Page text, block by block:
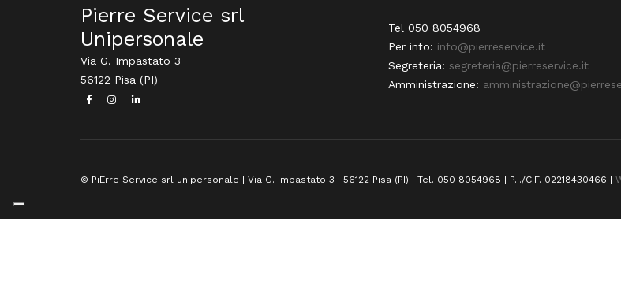
Pierre Service srl
Unipersonale
Via G. Impastato 3
56122 Pisa (PI)
Tel 050 8054968
Per info: info@pierreservice.it
Segreteria: segreteria@pierreservice.it
Amministrazione:
© PiErre Service srl unipersonale | Via G. Impastato 3 | 56122 Pisa (PI) | Tel. 050 8054968 | P.I./C.F. 02218430466 |